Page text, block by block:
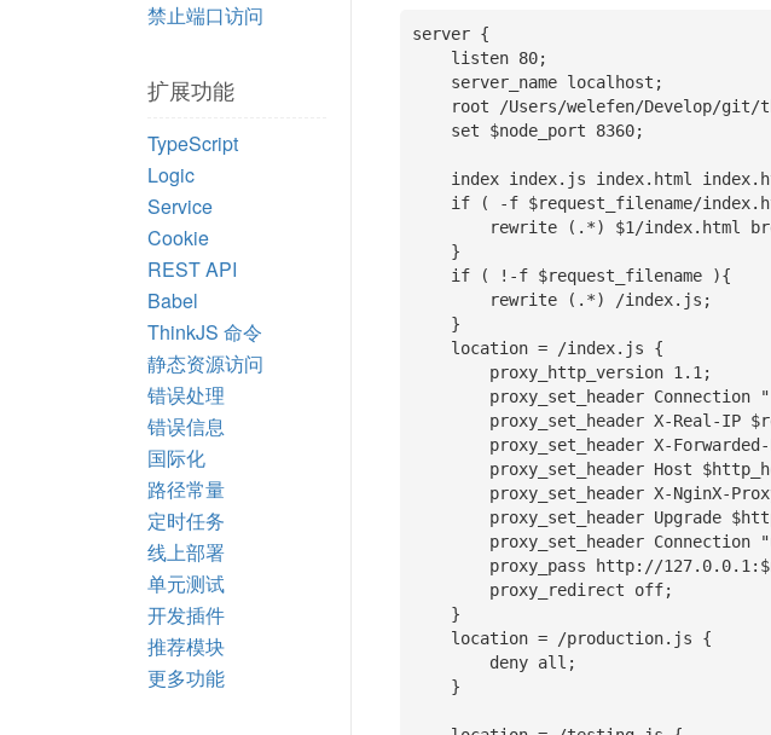
禁止端口访问
扩展功能
TypeScript
Logic
Service
Cookie
REST API
Babel
ThinkJS 命令
静态资源访问
错误处理
错误信息
国际化
路径常量
定时任务
线上部署
单元测试
开发插件
推荐模块
更多功能
server {